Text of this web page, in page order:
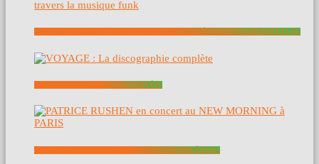
DOCUMENTAIRE | LET’S FUNK TONIGHT: UN VOYAGE À TRAVERS LA MUSIQUE FUNK
VOYAGE : LA DISCOGRAPHIE COMPLÈTE
PATRICE RUSHEN EN CONCERT AU NEW MORNING À PARIS